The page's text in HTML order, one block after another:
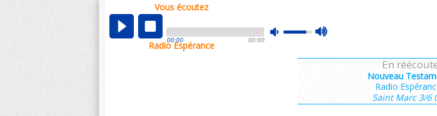
Vous écoutez
mute
max
00:00 00:00
Radio Espérance
En
Nouveau
Radio
Saint Marc 3/6
00:04
01:03 Sentinelles de la foi • Lettres de Saint François de Sales 37/106
01:32 10 minutes avec Jésus
18e semaine du Temps Ordinaire 6/7 -
En direct avec le Père Denis Mertz
Lettre aux Galates